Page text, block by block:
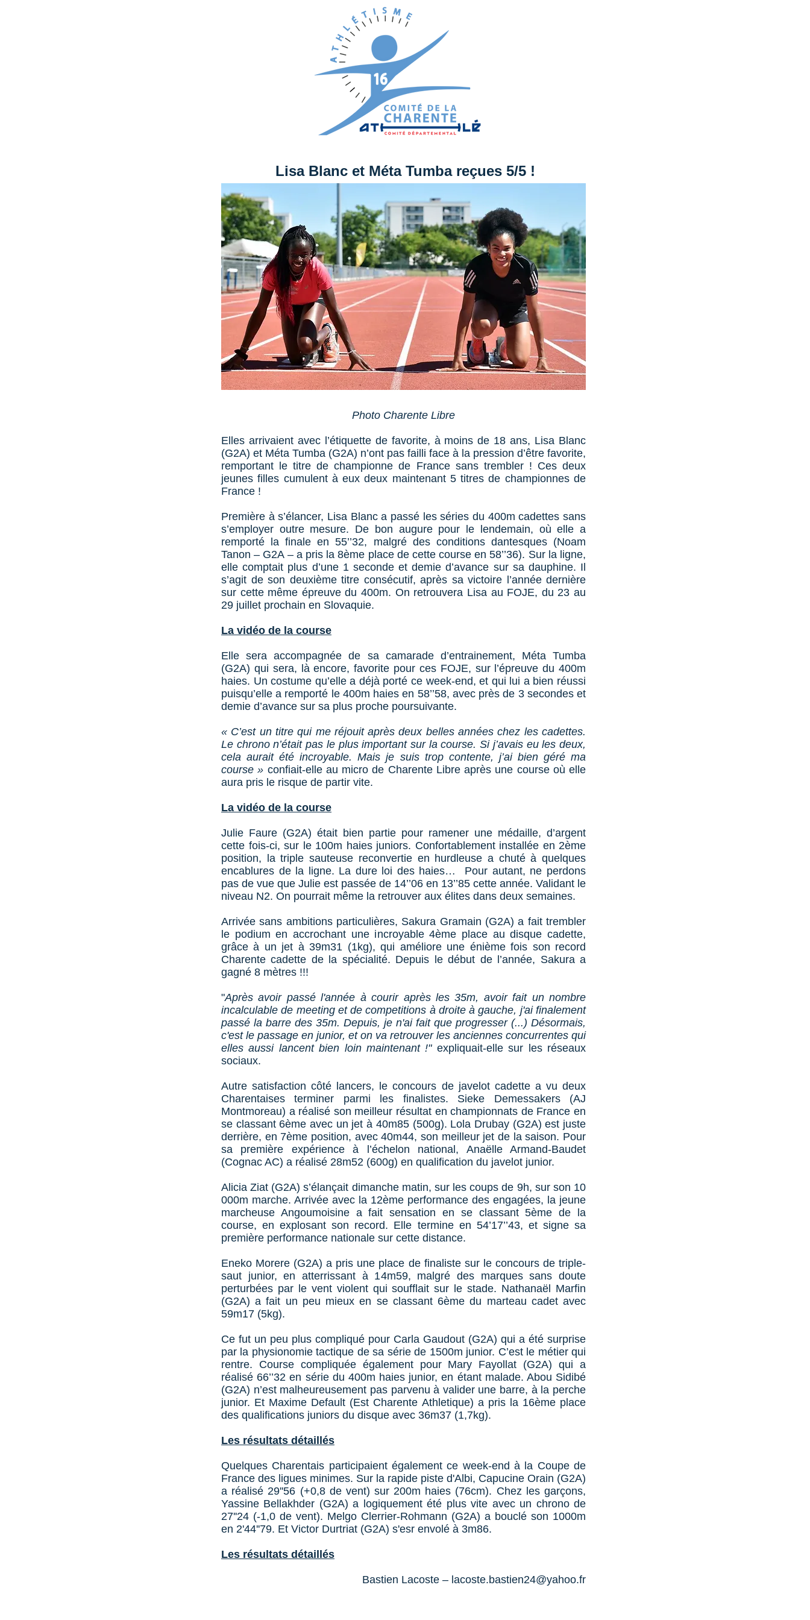
Lisa Blanc et Méta Tumba reçues 5/5 !
Photo Charente Libre
Elles arrivaient avec l’étiquette de favorite, à moins de 18 ans, Lisa Blanc
(G2A) et Méta Tumba (G2A) n’ont pas failli face à la pression d’être favorite,
remportant le titre de championne de France sans trembler ! Ces deux
jeunes filles cumulent à eux deux maintenant 5 titres de championnes de
France !
Première à s’élancer, Lisa Blanc a passé les séries du 400m cadettes sans
s’employer outre mesure. De bon augure pour le lendemain, où elle a
remporté la finale en 55’’32, malgré des conditions dantesques (Noam
Tanon – G2A – a pris la 8ème place de cette course en 58’’36). Sur la ligne,
elle comptait plus d’une 1 seconde et demie d’avance sur sa dauphine. Il
s’agit de son deuxième titre consécutif, après sa victoire l’année dernière
sur cette même épreuve du 400m. On retrouvera Lisa au FOJE, du 23 au
29 juillet prochain en Slovaquie.
La vidéo de la course
Elle sera accompagnée de sa camarade d’entrainement, Méta Tumba
(G2A) qui sera, là encore, favorite pour ces FOJE, sur l’épreuve du 400m
haies. Un costume qu’elle a déjà porté ce week-end, et qui lui a bien réussi
puisqu’elle a remporté le 400m haies en 58’’58, avec près de 3 secondes et
demie d’avance sur sa plus proche poursuivante.
« C’est un titre qui me réjouit après deux belles années chez les cadettes.
Le chrono n’était pas le plus important sur la course. Si j’avais eu les deux,
cela aurait été incroyable. Mais je suis trop contente, j’ai bien géré ma
course » confiait-elle au micro de Charente Libre après une course où elle
aura pris le risque de partir vite.
La vidéo de la course
Julie Faure (G2A) était bien partie pour ramener une médaille, d’argent
cette fois-ci, sur le 100m haies juniors. Confortablement installée en 2ème
position, la triple sauteuse reconvertie en hurdleuse a chuté à quelques
encablures de la ligne. La dure loi des haies… Pour autant, ne perdons
pas de vue que Julie est passée de 14’’06 en 13’’85 cette année. Validant le
niveau N2. On pourrait même la retrouver aux élites dans deux semaines.
Arrivée sans ambitions particulières, Sakura Gramain (G2A) a fait trembler
le podium en accrochant une incroyable 4ème place au disque cadette,
grâce à un jet à 39m31 (1kg), qui améliore une énième fois son record
Charente cadette de la spécialité. Depuis le début de l’année, Sakura a
gagné 8 mètres !!!
"Après avoir passé l'année à courir après les 35m, avoir fait un nombre
incalculable de meeting et de competitions à droite à gauche, j'ai finalement
passé la barre des 35m. Depuis, je n'ai fait que progresser (...) Désormais,
c'est le passage en junior, et on va retrouver les anciennes concurrentes qui
elles aussi lancent bien loin maintenant !"expliquait-elle sur les réseaux
sociaux.
Autre satisfaction côté lancers, le concours de javelot cadette a vu deux
Charentaises terminer parmi les finalistes. Sieke Demessakers (AJ
Montmoreau) a réalisé son meilleur résultat en championnats de France en
se classant 6ème avec un jet à 40m85 (500g). Lola Drubay (G2A) est juste
derrière, en 7ème position, avec 40m44, son meilleur jet de la saison. Pour
sa première expérience à l’échelon national, Anaëlle Armand-Baudet
(Cognac AC) a réalisé 28m52 (600g) en qualification du javelot junior.
Alicia Ziat (G2A) s’élançait dimanche matin, sur les coups de 9h, sur son 10
000m marche. Arrivée avec la 12ème performance des engagées, la jeune
marcheuse Angoumoisine a fait sensation en se classant 5ème de la
course, en explosant son record. Elle termine en 54’17’’43, et signe sa
première performance nationale sur cette distance.
Eneko Morere (G2A) a pris une place de finaliste sur le concours de triple-
saut junior, en atterrissant à 14m59, malgré des marques sans doute
perturbées par le vent violent qui soufflait sur le stade. Nathanaël Marfin
(G2A) a fait un peu mieux en se classant 6ème du marteau cadet avec
59m17 (5kg).
Ce fut un peu plus compliqué pour Carla Gaudout (G2A) qui a été surprise
par la physionomie tactique de sa série de 1500m junior. C’est le métier qui
rentre. Course compliquée également pour Mary Fayollat (G2A) qui a
réalisé 66’’32 en série du 400m haies junior, en étant malade. Abou Sidibé
(G2A) n’est malheureusement pas parvenu à valider une barre, à la perche
junior. Et Maxime Default (Est Charente Athletique) a pris la 16ème place
des qualifications juniors du disque avec 36m37 (1,7kg).
Les résultats détaillés
Quelques Charentais participaient également ce week-end à la Coupe de
France des ligues minimes. Sur la rapide piste d'Albi, Capucine Orain (G2A)
a réalisé 29''56 (+0,8 de vent) sur 200m haies (76cm). Chez les garçons,
Yassine Bellakhder (G2A) a logiquement été plus vite avec un chrono de
27''24 (-1,0 de vent). Melgo Clerrier-Rohmann (G2A) a bouclé son 1000m
en 2'44''79. Et Victor Durtriat (G2A) s'esr envolé à 3m86.
Les résultats détaillés
Bastien Lacoste – lacoste.bastien24@yahoo.fr